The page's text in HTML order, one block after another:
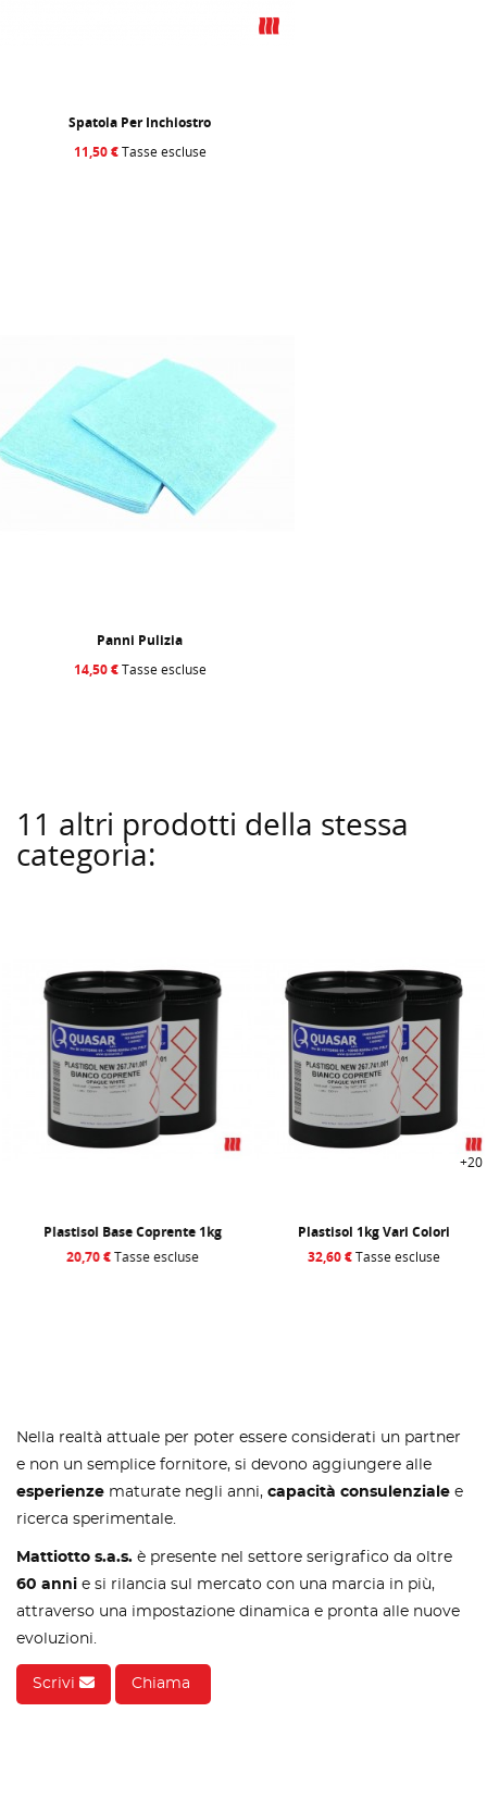
Spatola Per Inchiostro
11,50 €Tasse escluse
Panni Pulizia
14,50 €Tasse escluse
11 altri prodotti della stessa
categoria:
Plastisol Base Coprente 1kg
20,70 €Tasse escluse
+20
Plastisol 1kg Vari Colori
32,60 €Tasse escluse
Nella realtà attuale per poter essere considerati un partner
e non un semplice fornitore, si devono aggiungere alle
esperienze maturate negli anni, capacità consulenziale e
ricerca sperimentale.
Mattiotto s.a.s. è presente nel settore serigrafico da oltre
60 anni e si rilancia sul mercato con una marcia in più,
attraverso una impostazione dinamica e pronta alle nuove
evoluzioni.
Scrivi Chiama